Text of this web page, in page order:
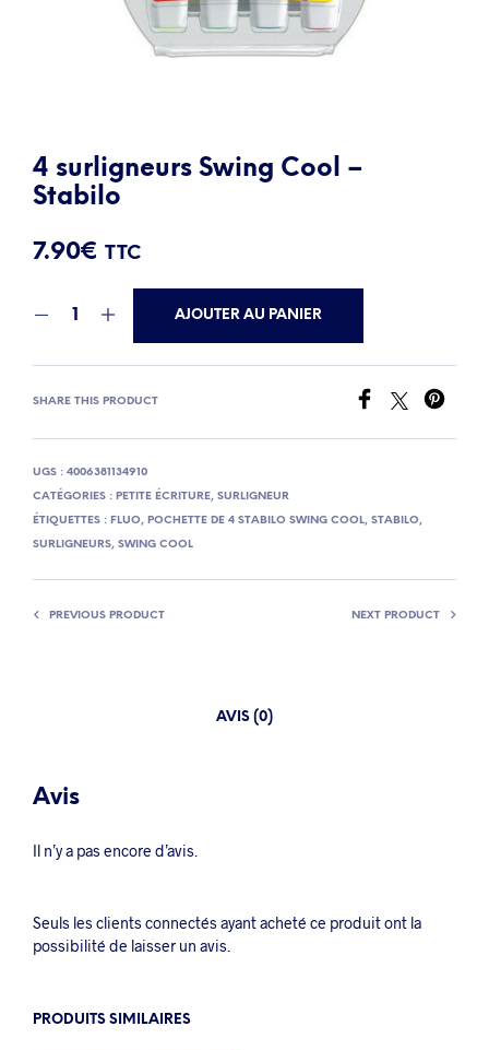
4 surligneurs Swing Cool –
Stabilo
7.90€ TTC
AJOUTER AU PANIER
SHARE THIS PRODUCT
UGS : 4006381134910
CATÉGORIES : PETITE ÉCRITURE, SURLIGNEUR
ÉTIQUETTES : FLUO, POCHETTE DE 4 STABILO SWING COOL, STABILO,
SURLIGNEURS, SWING COOL
PREVIOUS PRODUCT NEXT PRODUCT
AVIS (0)
Avis
Il n’y a pas encore d’avis.
Seuls les clients connectés ayant acheté ce produit ont la
possibilité de laisser un avis.
PRODUITS SIMILAIRES